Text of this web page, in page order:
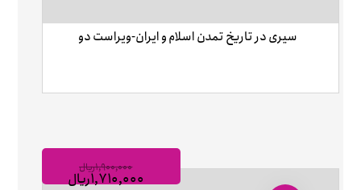
سیری در تاریخ تمدن اسلام و ایران-ویراست دو
۱,۹۰۰,۰۰۰ریال
۱,۷۱۰,۰۰۰ریال